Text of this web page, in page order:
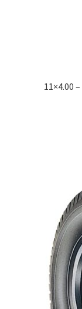
11×4.00